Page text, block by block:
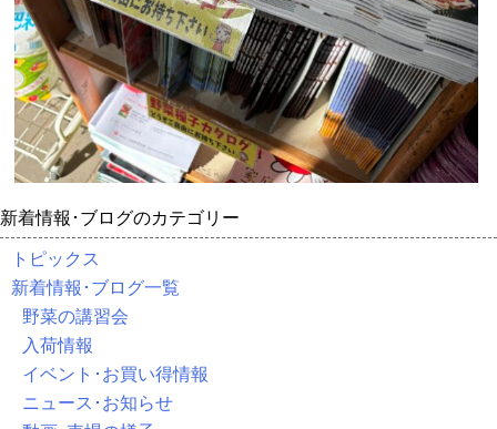
新着情報･ブログのカテゴリー
トピックス
新着情報･ブログ一覧
野菜の講習会
入荷情報
イベント･お買い得情報
ニュース･お知らせ